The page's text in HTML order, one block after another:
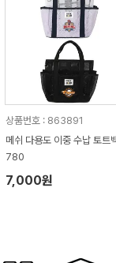
상품번호 : 863891
메쉬 다용도 이중 수납 토트
780
7,000원